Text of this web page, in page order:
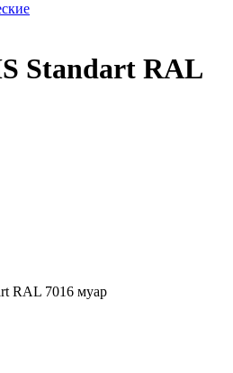
Standart RAL
RAL 7016 муар